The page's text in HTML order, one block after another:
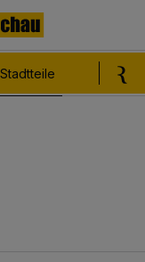
Stadtteile